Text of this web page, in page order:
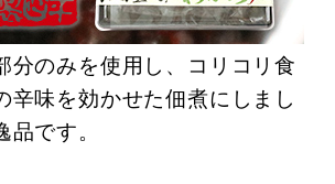
分のみを使用し、コリコリ食
味を効かせた佃煮にしまし
です。